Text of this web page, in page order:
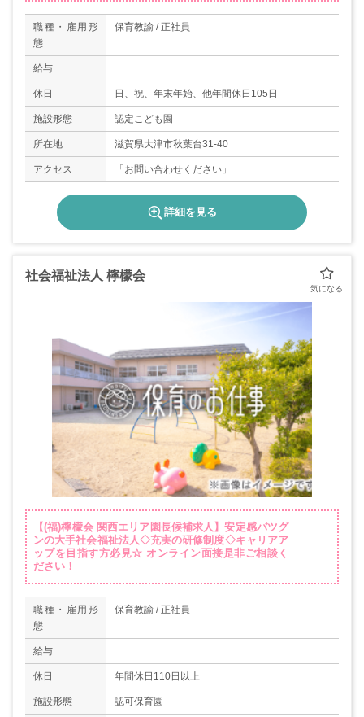
職種・雇用形
態
保育教諭 / 正社員
給与
休日 日、祝、年末年始、他年間休日105日
施設形態 認定こども園
所在地 滋賀県大津市秋葉台31-40
アクセス 「お問い合わせください」
詳細を見る
社会福祉法人 檸檬会
【(福)檸檬会 関西エリア園長候補求人】安定感バツグ
ンの大手社会福祉法人◇充実の研修制度◇キャリアア
ップを目指す方必見☆ オンライン面接是非ご相談く
ださい！
職種・雇用形
態
保育教諭 / 正社員
給与
休日 年間休日110日以上
施設形態 認可保育園